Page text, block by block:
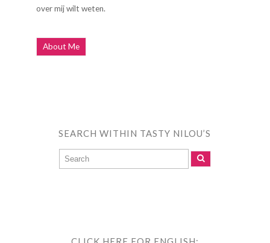
over mij wilt weten.
About Me
SEARCH WITHIN TASTY NILOU’S